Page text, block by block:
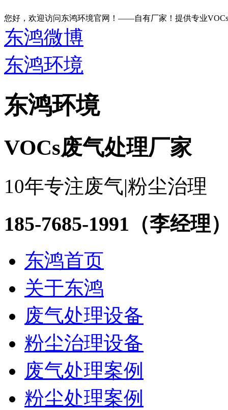
您好，欢迎访问东鸿环境官网！——自有厂家！提供专业
东鸿微博
东鸿环境
东鸿环境
VOCs废气处理厂家
10年专注废气|粉尘治理
185-7685-1991 （李经理
东鸿首页
关于东鸿
废气处理设备
粉尘治理设备
废气处理案例
粉尘处理案例